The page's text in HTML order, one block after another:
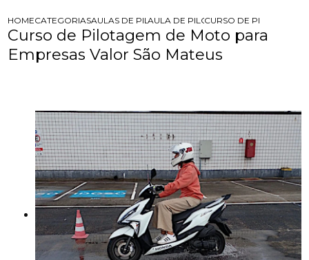
HOMECATEGORIASAULAS DE PILOTAGEM PARA EMPRESAS
AULA DE PILOTAGEM DEFENSIVA
CURSO DE PILOTAGEM
Curso de Pilotagem de Moto para
Empresas Valor São Mateus